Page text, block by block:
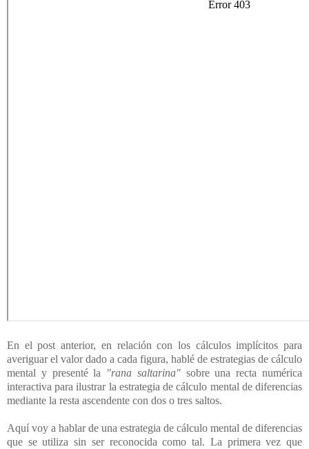
En el post anterior, en relación con los cálculos implícitos para
averiguar el valor dado a cada figura, hablé de estrategias de cálculo
mental y presenté la
"rana saltarina"sobre una recta numérica
interactiva para ilustrar la estrategia de cálculo mental de diferencias
mediante la resta ascendente con dos o tres saltos.
Aquí voy a hablar de una estrategia de cálculo mental de diferencias
que se utiliza sin ser reconocida como tal. La primera vez que